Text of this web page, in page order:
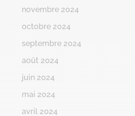
novembre 2024
octobre 2024
septembre 2024
août 2024
juin 2024
mai 2024
avril 2024